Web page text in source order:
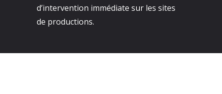
d’intervention immédiate sur les sites
de productions.